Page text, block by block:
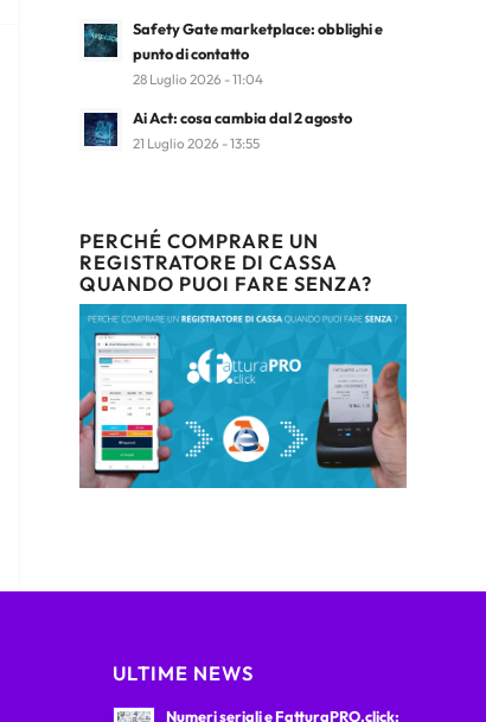
Safety Gate marketplace: obblighi e
punto di contatto
28 Luglio 2026 - 11:04
Ai Act: cosa cambia dal 2 agosto
21 Luglio 2026 - 13:55
PERCHÉ COMPRARE UN
REGISTRATORE DI CASSA
QUANDO PUOI FARE SENZA?
ULTIME NEWS
Numeri seriali e FatturaPRO.click: